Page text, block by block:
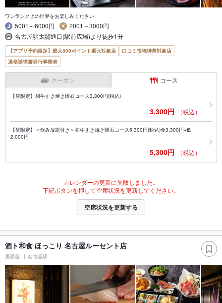
ワンランク上の世界をお楽しみください
5001～6000円
2001～3000円
名古屋駅太閤通口(駅前広場)より徒歩1分
【アプリ予約限定】最大800ポイント還元対象店
口コミ投稿特典対象店
適格請求書発行事業者
クーポン コース
【昼限定】和牛すき焼き懐石コース3,300円(税込)
3,300円 （税込）
【昼限定】＜飲み放題付き＞和牛すき焼き懐石コース5,300円(税込)食3,300円+飲
2,000円
5,300円 （税込）
カレンダーの更新に失敗しました。
下記ボタンを押して空席状況を更新してください。
空席状況を更新する
酒ト和食 ほっこり 名古屋ルーセント店
居酒屋 名古屋駅